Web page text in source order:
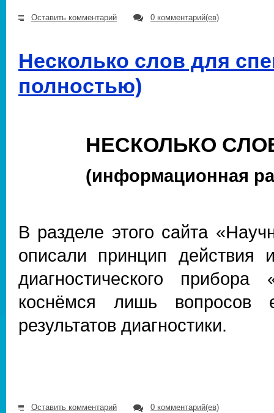
Оставить комментарий 0 комментарий(ев)
Несколько слов для
полностью)
НЕСКОЛЬКО
(информационная
В разделе этого сайта
описали принцип действия
диагностического
коснёмся лишь вопросов
результатов диагностики.
Оставить комментарий 0 комментарий(ев)